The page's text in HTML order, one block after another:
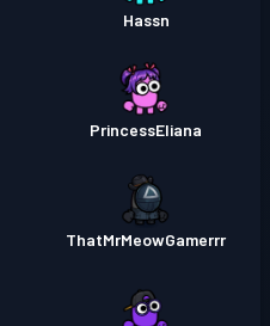
Hassn
PrincessEliana
ThatMrMeowGamerrr